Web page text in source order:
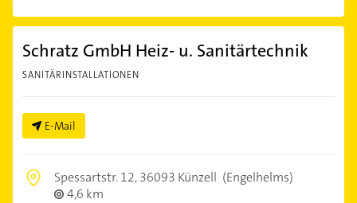
Schratz GmbH Heiz- u. Sanitärtechnik
SANITÄRINSTALLATIONEN
E-Mail
Spessartstr. 12,36093 Künzell (Engelhelms)
4,6 km